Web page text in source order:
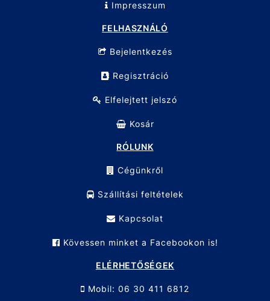
Impresszum
FELHASZNÁLÓ
Bejelentkezés
Regisztráció
Elfelejtett jelszó
Kosár
RÓLUNK
Cégünkről
Szállítási feltételek
Kapcsolat
Kövessen minket a Facebookon is!
ELÉRHETŐSÉGEK
Mobil: 06 30 411 6812